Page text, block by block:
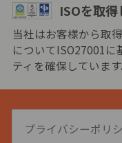
ISOを取
当社はお客様から取
についてISO27001に
ティを確保しています
プライバシーポリ